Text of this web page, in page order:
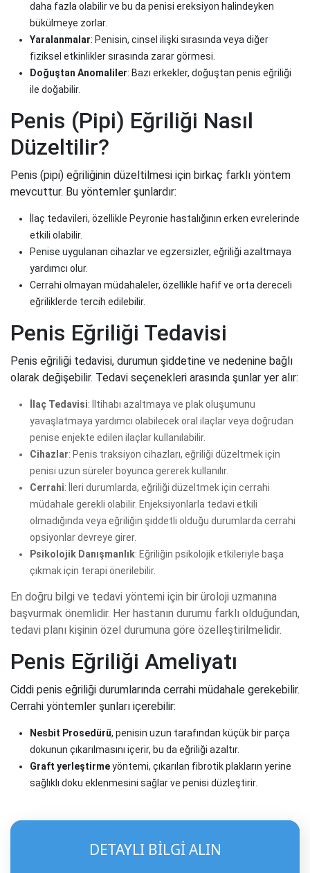
daha fazla olabilir ve bu da penisi ereksiyon halindeyken
bükülmeye zorlar.
Yaralanmalar: Penisin, cinsel ilişki sırasında veya diğer
fiziksel etkinlikler sırasında zarar görmesi.
Doğuştan Anomaliler: Bazı erkekler, doğuştan penis eğriliği
ile doğabilir.
Penis (Pipi) Eğriliği Nasıl
Düzeltilir?
Penis (pipi) eğriliğinin düzeltilmesi için birkaç farklı yöntem
mevcuttur. Bu yöntemler şunlardır:
İlaç tedavileri, özellikle Peyronie hastalığının erken evrelerinde
etkili olabilir.
Penise uygulanan cihazlar ve egzersizler, eğriliği azaltmaya
yardımcı olur.
Cerrahi olmayan müdahaleler, özellikle hafif ve orta dereceli
eğriliklerde tercih edilebilir.
Penis Eğriliği Tedavisi
Penis eğriliği tedavisi, durumun şiddetine ve nedenine bağlı
olarak değişebilir. Tedavi seçenekleri arasında şunlar yer alır:
İlaç Tedavisi: İltihabı azaltmaya ve plak oluşumunu
yavaşlatmaya yardımcı olabilecek oral ilaçlar veya doğrudan
penise enjekte edilen ilaçlar kullanılabilir.
Cihazlar: Penis traksiyon cihazları, eğriliği düzeltmek için
penisi uzun süreler boyunca gererek kullanılır.
Cerrahi: İleri durumlarda, eğriliği düzeltmek için cerrahi
müdahale gerekli olabilir. Enjeksiyonlarla tedavi etkili
olmadığında veya eğriliğin şiddetli olduğu durumlarda cerrahi
opsiyonlar devreye girer.
Psikolojik Danışmanlık: Eğriliğin psikolojik etkileriyle başa
çıkmak için terapi önerilebilir.
En doğru bilgi ve tedavi yöntemi için bir üroloji uzmanına
başvurmak önemlidir. Her hastanın durumu farklı olduğundan,
tedavi planı kişinin özel durumuna göre özelleştirilmelidir.
Penis Eğriliği Ameliyatı
Ciddi penis eğriliği durumlarında cerrahi müdahale gerekebilir.
Cerrahi yöntemler şunları içerebilir:
Nesbit Prosedürü, penisin uzun tarafından küçük bir parça
dokunun çıkarılmasını içerir, bu da eğriliği azaltır.
Graft yerleştirmeyöntemi, çıkarılan fibrotik plakların yerine
sağlıklı doku eklenmesini sağlar ve penisi düzleştirir.
DETAYLI BİLGİ ALIN